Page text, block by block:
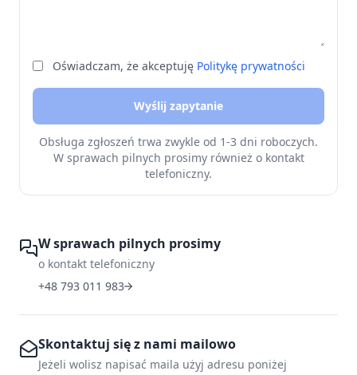
Oświadczam, że akceptuję Politykę prywatności
Wyślij zapytanie
Obsługa zgłoszeń trwa zwykle od 1-3 dni roboczych.
W sprawach pilnych prosimy również o kontakt
telefoniczny.
W sprawach pilnych prosimy
o kontakt telefoniczny
+48 793 011 983
Skontaktuj się z nami mailowo
Jeżeli wolisz napisać maila użyj adresu poniżej